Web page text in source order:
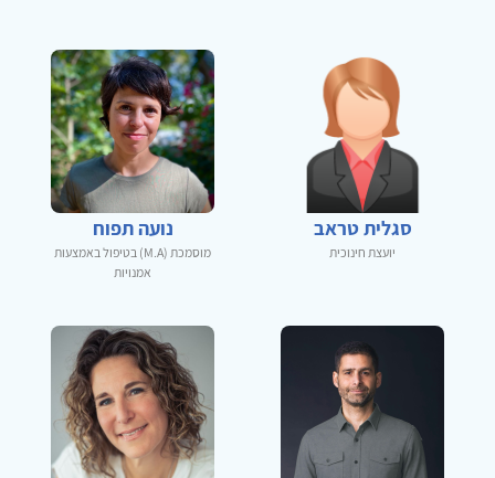
סגלית טראב
יועצת חינוכית
נועה תפוח
מוסמכת (M.A) בטיפול באמצעות
אמנויות